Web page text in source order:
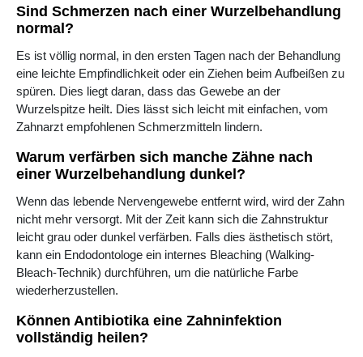
Sind Schmerzen nach einer Wurzelbehandlung
normal?
Es ist völlig normal, in den ersten Tagen nach der Behandlung
eine leichte Empfindlichkeit oder ein Ziehen beim Aufbeißen zu
spüren. Dies liegt daran, dass das Gewebe an der
Wurzelspitze heilt. Dies lässt sich leicht mit einfachen, vom
Zahnarzt empfohlenen Schmerzmitteln lindern.
Warum verfärben sich manche Zähne nach
einer Wurzelbehandlung dunkel?
Wenn das lebende Nervengewebe entfernt wird, wird der Zahn
nicht mehr versorgt. Mit der Zeit kann sich die Zahnstruktur
leicht grau oder dunkel verfärben. Falls dies ästhetisch stört,
kann ein Endodontologe ein internes Bleaching (Walking-
Bleach-Technik) durchführen, um die natürliche Farbe
wiederherzustellen.
Können Antibiotika eine Zahninfektion
vollständig heilen?